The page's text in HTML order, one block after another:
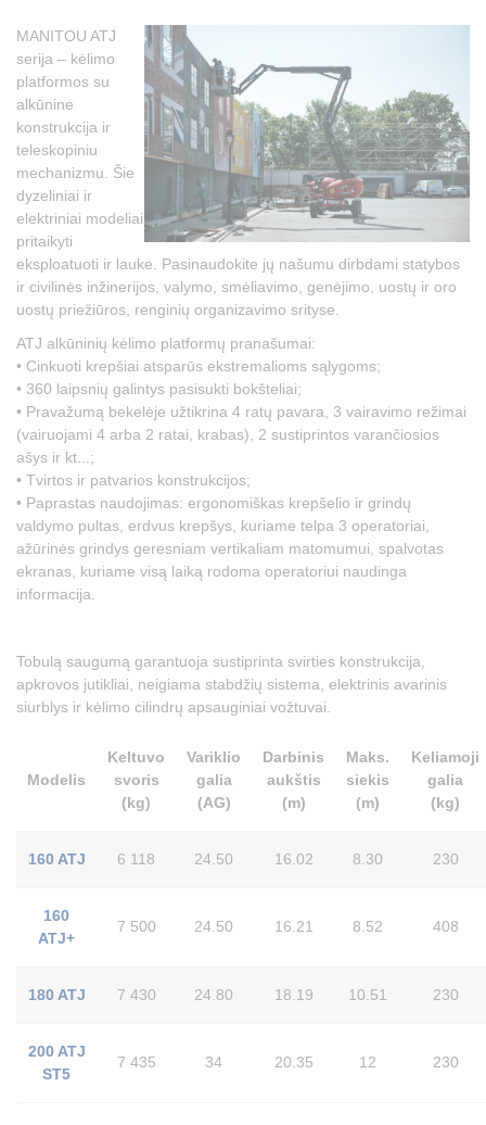
MANITOU ATJ
serija – kėlimo
platformos su
alkūnine
konstrukcija ir
teleskopiniu
mechanizmu. Šie
dyzeliniai ir
elektriniai modeliai
pritaikyti
eksploatuoti ir lauke. Pasinaudokite jų našumu dirbdami statybos
ir civilinės inžinerijos, valymo, smėliavimo, genėjimo, uostų ir oro
uostų priežiūros, renginių organizavimo srityse.
ATJ alkūninių kėlimo platformų pranašumai:
• Cinkuoti krepšiai atsparūs ekstremalioms sąlygoms;
• 360 laipsnių galintys pasisukti bokšteliai;
• Pravažumą bekelėje užtikrina 4 ratų pavara, 3 vairavimo režimai
(vairuojami 4 arba 2 ratai, krabas), 2 sustiprintos varančiosios
ašys ir kt...;
• Tvirtos ir patvarios konstrukcijos;
• Paprastas naudojimas: ergonomiškas krepšelio ir grindų
valdymo pultas, erdvus krepšys, kuriame telpa 3 operatoriai,
ažūrinės grindys geresniam vertikaliam matomumui, spalvotas
ekranas, kuriame visą laiką rodoma operatoriui naudinga
informacija.
Tobulą saugumą garantuoja sustiprinta svirties konstrukcija,
apkrovos jutikliai, neigiama stabdžių sistema, elektrinis avarinis
siurblys ir kėlimo cilindrų apsauginiai vožtuvai.
Modelis
Keltuvo
svoris
(kg)
Variklio
galia
(AG)
Darbinis
aukštis
(m)
Maks.
siekis
(m)
Keliamoji
galia
(kg)
160 ATJ 6 118 24.50 16.02 8.30 230
160
ATJ+
7 500 24.50 16.21 8.52 408
180 ATJ 7 430 24.80 18.19 10.51 230
200 ATJ
ST5
7 435 34 20.35 12 230